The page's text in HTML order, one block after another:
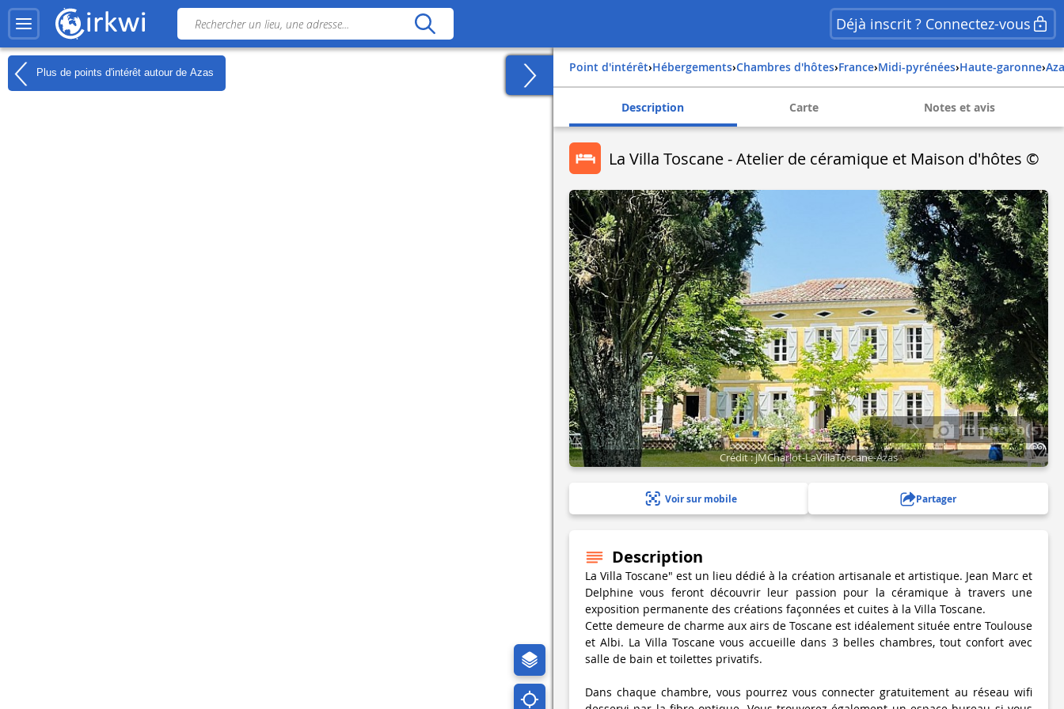
Déjà inscrit ? Connectez-vous
Plus de points d'intérêt autour de Azas Point d'intérêt› Hébergements› Chambres d'hôtes› france› midi-pyrénées› haute-garonne›
Description Carte Notes et avis
La Villa Toscane - Atelier de céramique et Maison d'hôtes ©
10 photo(s)
Crédit : JMCharlot-LaVillaToscane-Azas
Voir sur mobile Partager
Description
La Villa Toscane" est un lieu dédié à la création artisanale et artistique. Jean Marc et
Delphine vous feront découvrir leur passion pour la céramique à travers une
exposition permanente des créations façonnées et cuites à la Villa Toscane.
Cette demeure de charme aux airs de Toscane est idéalement située entre Toulouse
et Albi. La Villa Toscane vous accueille dans 3 belles chambres, tout confort avec
salle de bain et toilettes privatifs.
Dans chaque chambre, vous pourrez vous connecter gratuitement au réseau wifi